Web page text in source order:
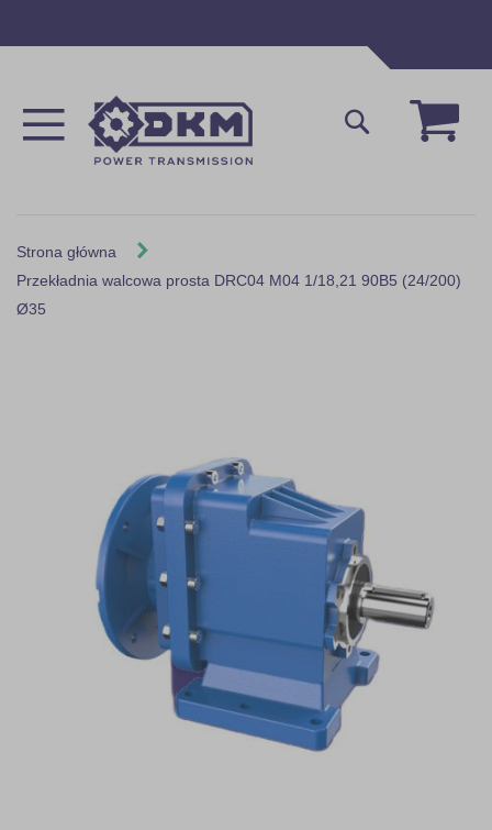
Mój
Szukaj
Strona główna
Przekładnia walcowa prosta DRC04 M04 1/18,21 90B5 (24/200)
Ø35